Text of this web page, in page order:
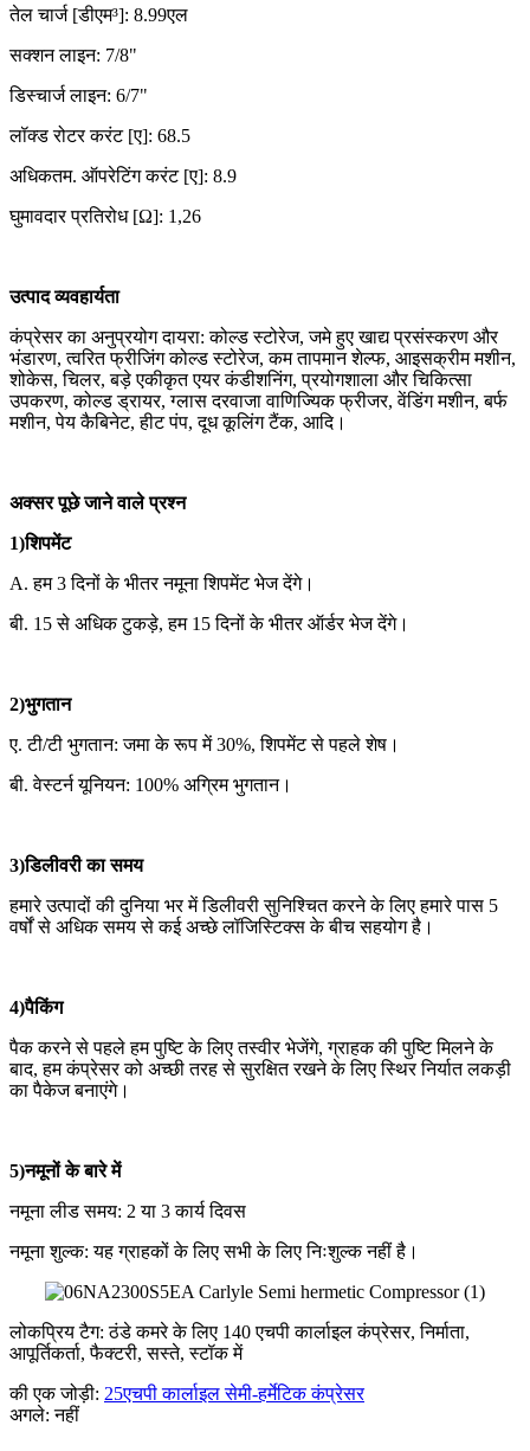
तेल चार्ज [डीएम³]: 8.99एल
सक्शन लाइन: 7/8"
डिस्चार्ज लाइन: 6/7"
लॉक्ड रोटर करंट [ए]: 68.5
अधिकतम. ऑपरेटिंग करंट [ए]: 8.9
घुमावदार प्रतिरोध [Ω]: 1,26
उत्पाद व्यवहार्यता
कंप्रेसर का अनुप्रयोग दायरा: कोल्ड स्टोरेज, जमे हुए खाद्य प्रसंस्करण और
भंडारण, त्वरित फ्रीजिंग कोल्ड स्टोरेज, कम तापमान शेल्फ, आइसक्रीम मशीन,
शोकेस, चिलर, बड़े एकीकृत एयर कंडीशनिंग, प्रयोगशाला और चिकित्सा
उपकरण, कोल्ड ड्रायर, ग्लास दरवाजा वाणिज्यिक फ्रीजर, वेंडिंग मशीन, बर्फ
मशीन, पेय कैबिनेट, हीट पंप, दूध कूलिंग टैंक, आदि।
अक्सर पूछे जाने वाले प्रश्न
1)शिपमेंट
A. हम 3 दिनों के भीतर नमूना शिपमेंट भेज देंगे।
बी. 15 से अधिक टुकड़े, हम 15 दिनों के भीतर ऑर्डर भेज देंगे।
2)भुगतान
ए. टी/टी भुगतान: जमा के रूप में 30%, शिपमेंट से पहले शेष।
बी. वेस्टर्न यूनियन: 100% अग्रिम भुगतान।
3)डिलीवरी का समय
हमारे उत्पादों की दुनिया भर में डिलीवरी सुनिश्चित करने के लिए हमारे पास 5
वर्षों से अधिक समय से कई अच्छे लॉजिस्टिक्स के बीच सहयोग है।
4)पैकिंग
पैक करने से पहले हम पुष्टि के लिए तस्वीर भेजेंगे, ग्राहक की पुष्टि मिलने के
बाद, हम कंप्रेसर को अच्छी तरह से सुरक्षित रखने के लिए स्थिर निर्यात लकड़ी
का पैकेज बनाएंगे।
5)नमूनों के बारे में
नमूना लीड समय: 2 या 3 कार्य दिवस
नमूना शुल्क: यह ग्राहकों के लिए सभी के लिए निःशुल्क नहीं है।
लोकप्रिय टैग: ठंडे कमरे के लिए 140 एचपी कार्लाइल कंप्रेसर, निर्माता,
आपूर्तिकर्ता, फैक्टरी, सस्ते, स्टॉक में
की एक जोड़ी: 25एचपी कार्लाइल सेमी-हर्मेटिक कंप्रेसर
अगले:नहीं